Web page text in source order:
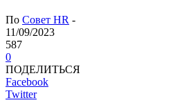
По Совет HR -
11/09/2023
587
0
ПОДЕЛИТЬСЯ
Facebook
Twitter